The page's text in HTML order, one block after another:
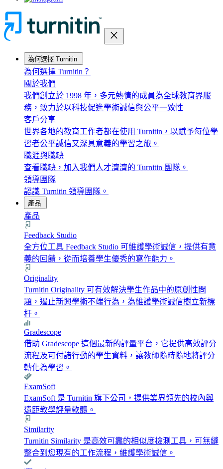
close
為何選擇 Turnitin
為何選擇 Turnitin？
關於我們
我們創立於 1998 年，多元熱情的成員為全球教育界服
務，致力於以科技促進學術誠信與公平一致性
客戶分享
世界各地的教育工作者都在使用 Turnitin，以賦予每位學
習者公平誠信又深具意義的學習之旅。
職涯與職缺
查看職缺，加入我們人才濟濟的 Turnitin 團隊。
領導團隊
認識 Turnitin 領導團隊。
產品
產品
Feedback Studio
全方位工具 Feedback Studio 可維護學術誠信，提供有意
義的回饋，從而培養學生優秀的寫作能力。
Originality
Turnitin Originality 可有效解決學生作品中的原創性問
題，遏止新興學術不端行為，為維護學術誠信樹立新標
杆。
Gradescope
借助 Gradescope 這個最新的評量平台，它提供高效評分
流程及可付諸行動的學生資料，讓教師隨時隨地將評分
轉化為學習。
ExamSoft
ExamSoft 是 Turnitin 旗下公司，提供業界領先的校內與
遠距教學評量軟體。
Similarity
Turnitin Similarity 是高效可靠的相似度檢測工具，可無縫
整合到您現有的工作流程，維護學術誠信。